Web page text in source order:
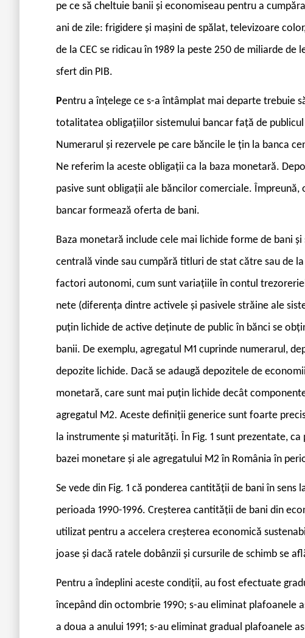
pe ce să cheltuie banii și economiseau pentru a
ani de zile: frigidere și mașini de spălat, televizoare
de la CEC se ridicau în 1989 la peste 250 de miliarde
sfert din PIB.
Pentru a înțelege ce s-a întâmplat mai departe trebuie
totalitatea obligațiilor sistemului bancar față de
Numerarul și rezervele pe care băncile le țin la banca
Ne referim la aceste obligații ca la baza monetară.
pasive sunt obligații ale băncilor comerciale.
bancar formează oferta de bani.
Baza monetară include cele mai lichide forme de bani
centrală vinde sau cumpără titluri de stat către sau de
factori autonomi, cum sunt variațiile în contul
nete (diferența dintre activele și pasivele străine ale
puțin lichide de active deținute de public în bănci se
banii. De exemplu, agregatul M1 cuprinde numerarul,
depozite lichide. Dacă se adaugă depozitele de
monetară, care sunt mai puțin lichide decât
agregatul M2. Aceste definiții generice sunt foarte
la instrumente și maturități. În Fig. 1 sunt prezentate,
bazei monetare și ale agregatului M2 în România în
Se vede din Fig. 1 că ponderea cantității de bani în
perioada 1990-1996. Creșterea cantității de bani din
utilizat pentru a accelera creșterea economică
joase și dacă ratele dobânzii și cursurile de schimb se
Pentru a îndeplini aceste condiții, au fost efectuate
începând din octombrie 1990; s-au eliminat plafoanele
a doua a anului 1991; s-au eliminat gradual plafoanele